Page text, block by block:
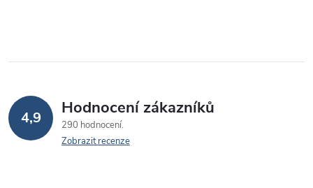
4,9 Hodnocení zákazníků
290 hodnocení
Zobrazit recenze